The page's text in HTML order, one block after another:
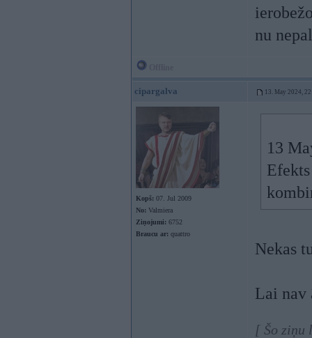
nu
cipargalva 13. May 2024,
Kopš: 07. Jul 2009
No: Valmiera
Ziņojumi: 6752
Braucu ar: quattro
13
Nekas
Lai nav
[ Šo ziņu